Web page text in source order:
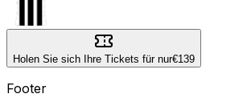
Holen Sie sich Ihre Tickets für nur€139
Footer